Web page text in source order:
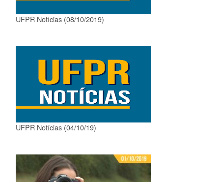
UFPR Notícias (08/10/2019)
UFPR Notícias (04/10/19)